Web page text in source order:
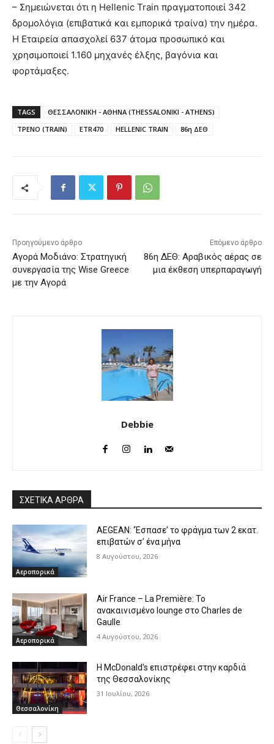
– Σημειώνεται ότι η Hellenic Train πραγματοποιεί 342
δρομολόγια (επιβατικά και εμπορικά τραίνα) την ημέρα.
Η Εταιρεία απασχολεί 637 άτομα προσωπικό και
χρησιμοποιεί 1.160 μηχανές έλξης, βαγόνια και
φορτάμαξες.
TAGS
ΘΕΣΣΑΛΟΝΙΚΗ - ΑΘΗΝΑ (THESSALONIKI - ATHENS)
ΤΡΕΝΟ (TRAIN)
ETR470 HELLENIC TRAIN 86η ΔΕΘ
Προηγούμενο άρθρο
Αγορά Μοδιάνο: Στρατηγική
συνεργασία της Wise Greece
με την Αγορά
Επόμενο άρθρο
86η ΔΕΘ: Αραβικός αέρας σε
μια έκθεση υπερπαραγωγή
Debbie
ΣΧΕΤΙΚΑ ΑΡΘΡΑ
Αεροπορικά
AEGEAN: ‘Έσπασε’ το φράγμα των 2 εκατ.
επιβατών σ’ ένα μήνα
8 Αυγούστου, 2026
Αεροπορικά
Air France – La Première: Το
ανακαινισμένο lounge στο Charles de
Gaulle
4 Αυγούστου, 2026
Θεσσαλονίκη
Η McDonald’s επιστρέφει στην καρδιά
της Θεσσαλονίκης
31 Ιουλίου, 2026